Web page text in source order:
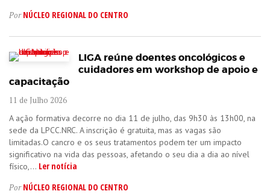
PorNÚCLEO REGIONAL DO CENTRO
LIGA reúne doentes oncológicos e
cuidadores em workshop de apoio e
capacitação
11 de Julho 2026
A ação formativa decorre no dia 11 de julho, das 9h30 às 13h00, na
sede da LPCC.NRC. A inscrição é gratuita, mas as vagas são
limitadas.O cancro e os seus tratamentos podem ter um impacto
significativo na vida das pessoas, afetando o seu dia a dia ao nível
físico,... Ler notícia
PorNÚCLEO REGIONAL DO CENTRO